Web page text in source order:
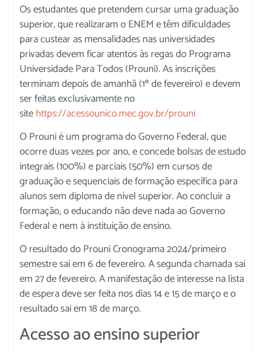
Os estudantes que pretendem cursar uma graduação
superior, que realizaram o ENEM e têm dificuldades
para custear as mensalidades nas universidades
privadas devem ficar atentos às regas do Programa
Universidade Para Todos (Prouni). As inscrições
terminam depois de amanhã (1º de fevereiro) e devem
ser feitas exclusivamente no
sitehttps://acessounico.mec.gov.br/prouni
O Prouni é um programa do Governo Federal, que
ocorre duas vezes por ano, e concede bolsas de estudo
integrais (100%) e parciais (50%) em cursos de
graduação e sequenciais de formação específica para
alunos sem diploma de nível superior. Ao concluir a
formação, o educando não deve nada ao Governo
Federal e nem à instituição de ensino.
O resultado do Prouni Cronograma 2024/primeiro
semestre sai em 6 de fevereiro. A segunda chamada sai
em 27 de fevereiro. A manifestação de interesse na lista
de espera deve ser feita nos dias 14 e 15 de março e o
resultado sai em 18 de março.
Acesso ao ensino superior